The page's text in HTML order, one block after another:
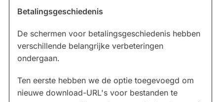
Betalingsgeschiedenis
De schermen voor betalingsgeschiedenis hebben
verschillende belangrijke verbeteringen
ondergaan.
Ten eerste hebben we de optie toegevoegd om
nieuwe download-URL's voor bestanden te